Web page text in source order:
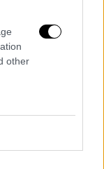
other